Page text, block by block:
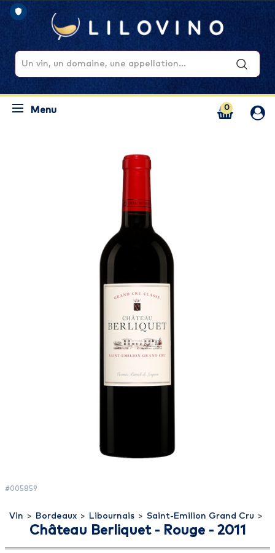
0
Menu
#005859
Vin > Bordeaux > Libournais > Saint-Emilion Grand Cru >
Château Berliquet - Rouge - 2011